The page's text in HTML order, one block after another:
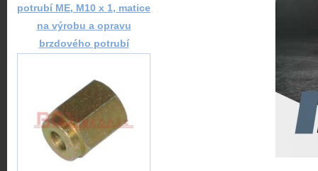
potrubí ME, M10 x 1, matice
na výrobu a opravu
brzdového potrubí